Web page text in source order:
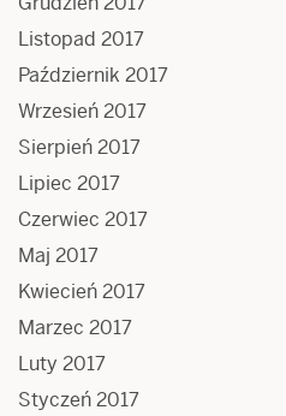
Listopad 2017
Październik 2017
Wrzesień 2017
Sierpień 2017
Lipiec 2017
Czerwiec 2017
Maj 2017
Kwiecień 2017
Marzec 2017
Luty 2017
Styczeń 2017